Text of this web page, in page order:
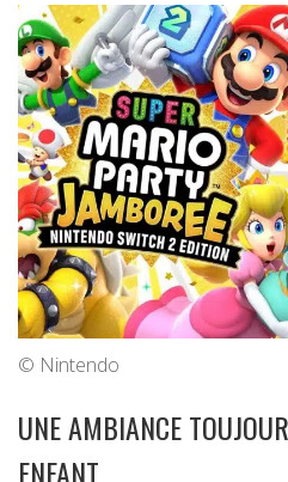
© Nintendo
UNE AMBIANCE
ENFANT